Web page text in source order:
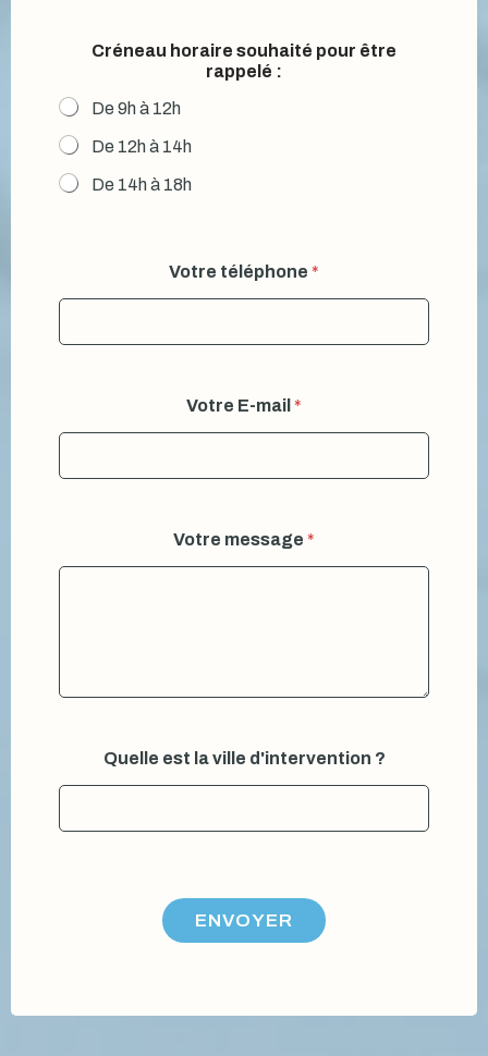
V
o
Créneau horaire souhaité pour être
rappelé :
De 9h à 12h
De 12h à 14h
De 14h à 18h
Votre téléphone *
Votre E-mail *
Votre message *
Quelle est la ville d'intervention ?
ENVOYER